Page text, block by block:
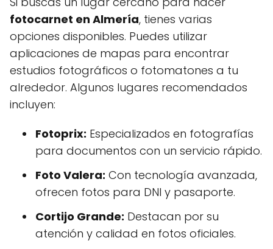
fotocarnet en Almería, tienes varias
opciones disponibles. Puedes utilizar
aplicaciones de mapas para encontrar
estudios fotográficos o fotomatones a tu
alrededor. Algunos lugares recomendados
incluyen:
Fotoprix: Especializados en fotografías
para documentos con un servicio rápido.
Foto Valera: Con tecnología avanzada,
ofrecen fotos para DNI y pasaporte.
Cortijo Grande: Destacan por su
atención y calidad en fotos oficiales.